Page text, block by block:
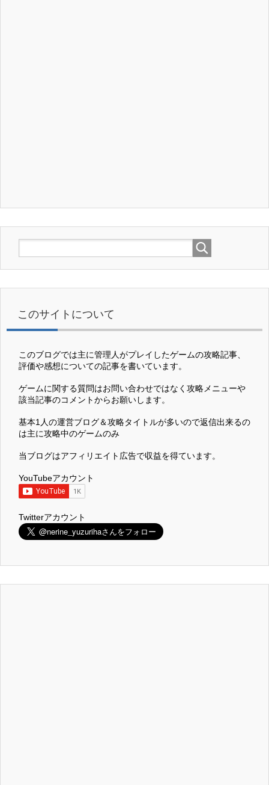
このサイトについて
このブログでは主に管理人がプレイしたゲームの攻略記事、
評価や感想についての記事を書いています。
ゲームに関する質問はお問い合わせではなく攻略メニューや
該当記事のコメントからお願いします。
基本1人の運営ブログ＆攻略タイトルが多いので返信出来るの
は主に攻略中のゲームのみ
当ブログはアフィリエイト広告で収益を得ています。
YouTubeアカウント
Twitterアカウント